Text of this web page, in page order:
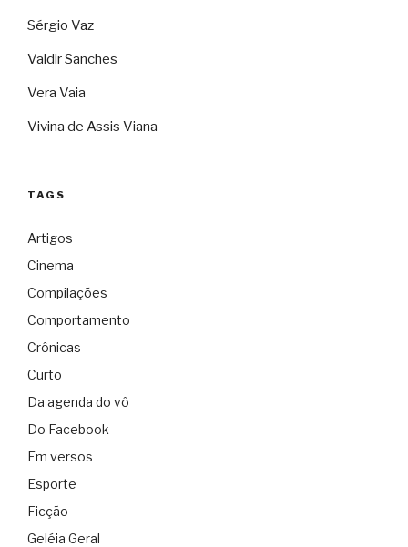
Sérgio Vaz
Valdir Sanches
Vera Vaia
Vivina de Assis Viana
TAGS
Artigos
Cinema
Compilações
Comportamento
Crônicas
Curto
Da agenda do vô
Do Facebook
Em versos
Esporte
Ficção
Geléia Geral